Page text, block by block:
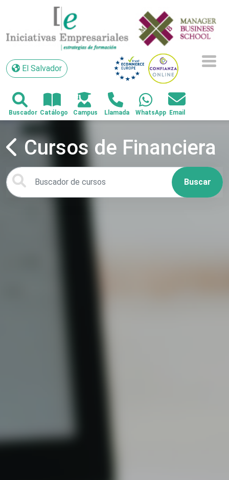
El Salvador
El Salvador
Cursos de Financiera
Buscar